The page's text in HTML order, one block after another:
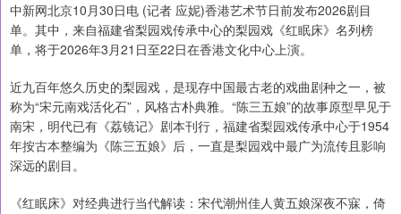
中新网北京10月30日电 (记者 应妮)香港艺术节日前发布2026剧目
单。其中，来自福建省梨园戏传承中心的梨园戏《红眠床》名列榜
单，将于2026年3月21日至22日在香港文化中心上演。
近九百年悠久历史的梨园戏，是现存中国最古老的戏曲剧种之一，被
称为“宋元南戏活化石”，风格古朴典雅。“陈三五娘”的故事原型早见于
南宋，明代已有《荔镜记》剧本刊行，福建省梨园戏传承中心于1954
年按古本整编为《陈三五娘》后，一直是梨园戏中最广为流传且影响
深远的剧目。
《红眠床》对经典进行当代解读：宋代潮州佳人黄五娘深夜不寐，倚